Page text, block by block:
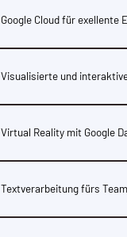
Google Cloud für exellente
Visualisierte und
Virtual Reality mit Google
Textverarbeitung fürs Team